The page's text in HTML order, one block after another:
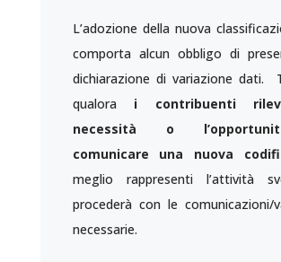
L’adozione della nuova
comporta alcun obbligo di
dichiarazione di variazione dati.
qualora i contribuenti
necessità o
comunicare una nuova
meglio rappresenti l’attività
procederà con le comunicazioni/
necessarie.